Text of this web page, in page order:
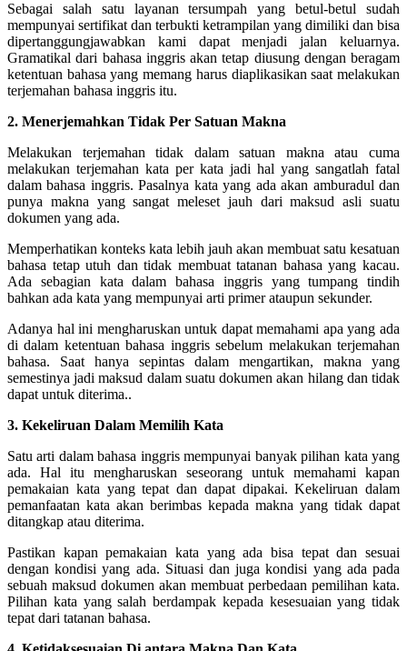
Sebagai salah satu layanan tersumpah yang betul-betul sudah
mempunyai sertifikat dan terbukti ketrampilan yang dimiliki dan bisa
dipertanggungjawabkan kami dapat menjadi jalan keluarnya.
Gramatikal dari bahasa inggris akan tetap diusung dengan beragam
ketentuan bahasa yang memang harus diaplikasikan saat melakukan
terjemahan bahasa inggris itu.
2. Menerjemahkan Tidak Per Satuan Makna
Melakukan terjemahan tidak dalam satuan makna atau cuma
melakukan terjemahan kata per kata jadi hal yang sangatlah fatal
dalam bahasa inggris. Pasalnya kata yang ada akan amburadul dan
punya makna yang sangat meleset jauh dari maksud asli suatu
dokumen yang ada.
Memperhatikan konteks kata lebih jauh akan membuat satu kesatuan
bahasa tetap utuh dan tidak membuat tatanan bahasa yang kacau.
Ada sebagian kata dalam bahasa inggris yang tumpang tindih
bahkan ada kata yang mempunyai arti primer ataupun sekunder.
Adanya hal ini mengharuskan untuk dapat memahami apa yang ada
di dalam ketentuan bahasa inggris sebelum melakukan terjemahan
bahasa. Saat hanya sepintas dalam mengartikan, makna yang
semestinya jadi maksud dalam suatu dokumen akan hilang dan tidak
dapat untuk diterima..
3. Kekeliruan Dalam Memilih Kata
Satu arti dalam bahasa inggris mempunyai banyak pilihan kata yang
ada. Hal itu mengharuskan seseorang untuk memahami kapan
pemakaian kata yang tepat dan dapat dipakai.Kekeliruan dalam
pemanfaatan kata akan berimbas kepada makna yang tidak dapat
ditangkap atau diterima.
Pastikan kapan pemakaian kata yang ada bisa tepat dan sesuai
dengan kondisi yang ada. Situasi dan juga kondisi yang ada pada
sebuah maksud dokumen akan membuat perbedaan pemilihan kata.
Pilihan kata yang salah berdampak kepada kesesuaian yang tidak
tepat dari tatanan bahasa.